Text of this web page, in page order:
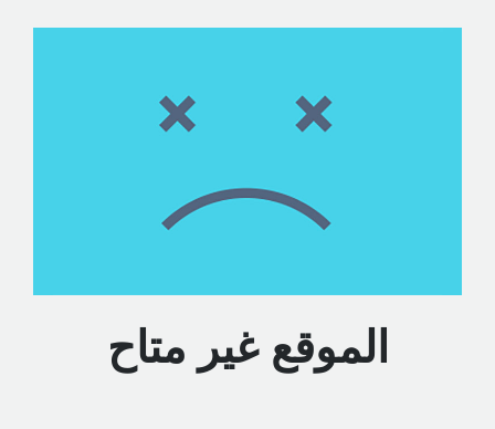
الموقع غير متاح